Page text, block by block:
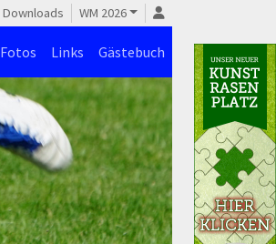
Downloads WM 2026
Fotos Links Gästebuch